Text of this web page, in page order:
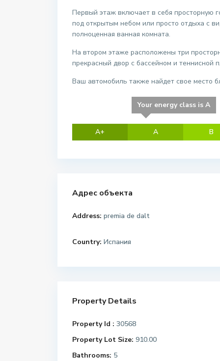
Первый этаж включает в себя просторную
под открытым небом или просто отдыха с
полноценная ванная комната.
На втором этаже расположены три
прекрасный двор с бассейном и
Ваш автомобиль также найдет свое место
A+
Your energy class is A
A B
Адрес объекта
Address: premia de dalt
Country: Испания
Property Details
Property Id : 30568
Property Lot Size: 910.00
Bathrooms: 5